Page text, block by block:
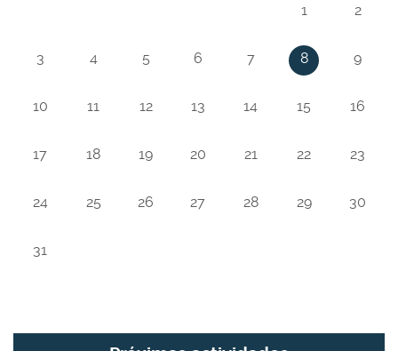
1 2
3 4 5 6 7 8 9
10 11 12 13 14 15 16
17 18 19 20 21 22 23
24 25 26 27 28 29 30
31